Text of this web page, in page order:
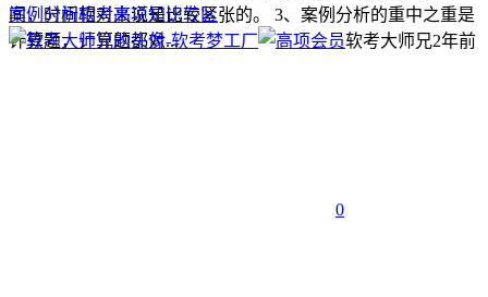
间，时间相对来说是比较紧张的。 3、案例分析的重中之重是
计算题，计算题都对...
案例分析软考高项知识专区
软考大师兄2年前
0